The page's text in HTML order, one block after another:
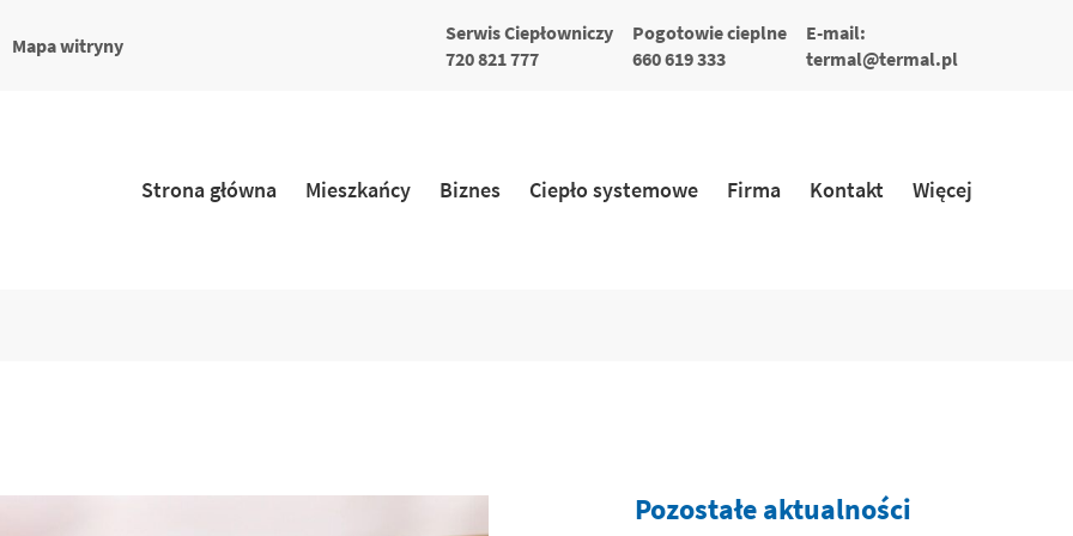
Mapa witryny
Serwis Ciepłowniczy
720 821 777
Pogotowie cieplne
660 619 333
E-mail:
termal@termal.pl
Strona główna Mieszkańcy Biznes Ciepło systemowe Firma Kontakt Więcej
Pozostałe aktualności